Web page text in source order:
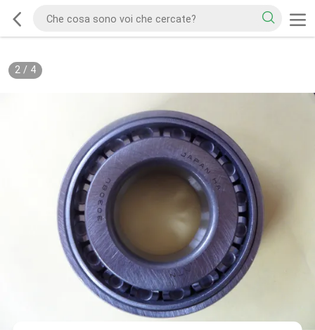
2/ 4